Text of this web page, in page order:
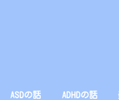
ASDの話 ADHDの話